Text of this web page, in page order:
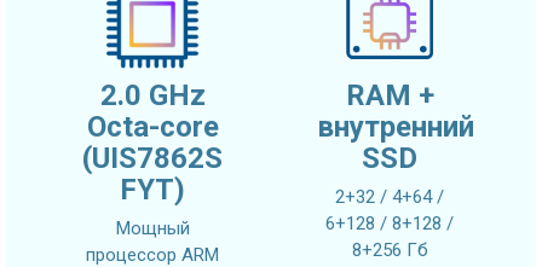
2.0 GHz
Octa-core
(UIS7862S
FYT)
Мощный
процессор ARM
RAM +
внутренний
SSD
2+32 / 4+64 /
6+128 / 8+128 /
8+256 Гб